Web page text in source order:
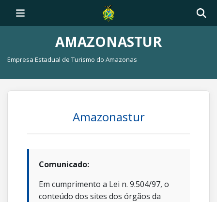
AMAZONASTUR
Empresa Estadual de Turismo do Amazonas
Amazonastur
Comunicado:
Em cumprimento a Lei n. 9.504/97, o
conteúdo dos sites dos órgãos da